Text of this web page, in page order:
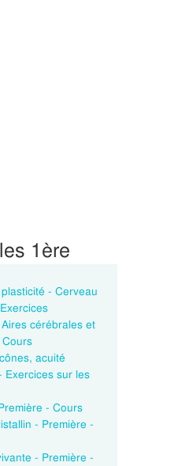
1ère
- Cerveau
cérébrales et
acuité
Exercices sur les
- Cours
- Première -
- Première -